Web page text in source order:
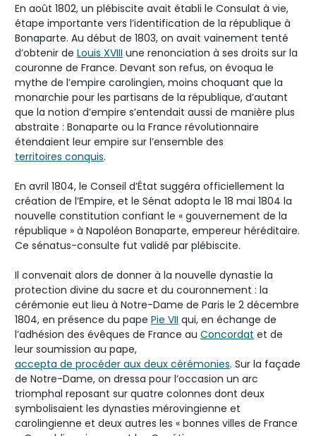
En août 1802, un plébiscite avait établi le Consulat à vie,
étape importante vers l’identification de la république à
Bonaparte. Au début de 1803, on avait vainement tenté
d’obtenir de Louis XVIII une renonciation à ses droits sur la
couronne de France. Devant son refus, on évoqua le
mythe de l’empire carolingien, moins choquant que la
monarchie pour les partisans de la république, d’autant
que la notion d’empire s’entendait aussi de manière plus
abstraite : Bonaparte ou la France révolutionnaire
étendaient leur empire sur l’ensemble des
territoires conquis.
En avril 1804, le Conseil d’État suggéra officiellement la
création de l’Empire, et le Sénat adopta le 18 mai 1804 la
nouvelle constitution confiant le « gouvernement de la
république » à Napoléon Bonaparte, empereur héréditaire.
Ce sénatus-consulte fut validé par plébiscite.
Il convenait alors de donner à la nouvelle dynastie la
protection divine du sacre et du couronnement : la
cérémonie eut lieu à Notre-Dame de Paris le 2 décembre
1804, en présence du pape Pie VII qui, en échange de
l’adhésion des évêques de France au Concordat et de
leur soumission au pape,
accepta de procéder aux deux cérémonies. Sur la façade
de Notre-Dame, on dressa pour l’occasion un arc
triomphal reposant sur quatre colonnes dont deux
symbolisaient les dynasties mérovingienne et
carolingienne et deux autres les « bonnes villes de France